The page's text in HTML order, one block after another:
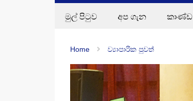
මුල් පිටුව අප ගැන කාණ්ඩ
Home ව්‍යාපාරික පුවත්